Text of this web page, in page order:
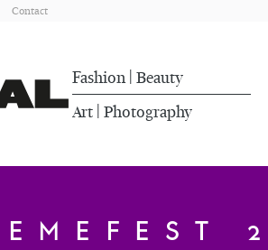
Contact
Fashion Beauty
Art Photography